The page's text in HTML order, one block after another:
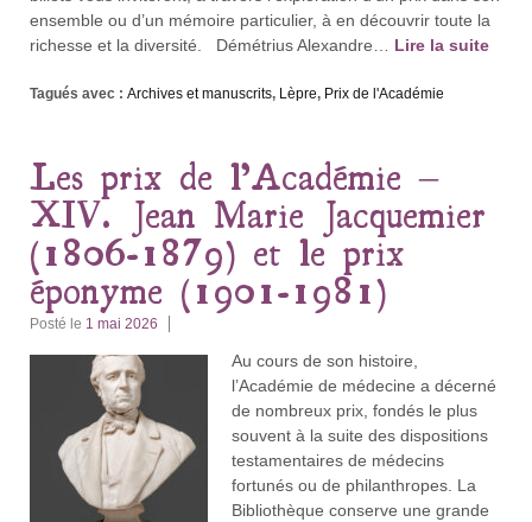
ensemble ou d’un mémoire particulier, à en découvrir toute la
richesse et la diversité. Démétrius Alexandre… Lire la suite
Tagués avec : Archives et manuscrits, Lèpre, Prix de l'Académie
Les prix de l’Académie –
XIV. Jean Marie Jacquemier
(1806-1879) et le prix
éponyme (1901-1981)
Posté le 1 mai 2026
Au cours de son histoire,
l’Académie de médecine a décerné
de nombreux prix, fondés le plus
souvent à la suite des dispositions
testamentaires de médecins
fortunés ou de philanthropes. La
Bibliothèque conserve une grande